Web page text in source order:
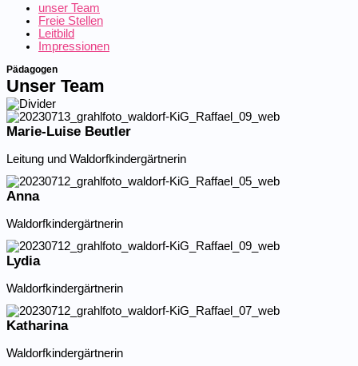
unser Team
Freie Stellen
Leitbild
Impres­sionen
Pädagogen
Unser Team
Marie-Luise Beutler
Leitung und Waldorf­kin­der­gärt­nerin
Anna
Waldorf­kin­der­gärt­nerin
Lydia
Waldorf­kin­der­gärt­nerin
Katharina
Waldorf­kin­der­gärt­nerin